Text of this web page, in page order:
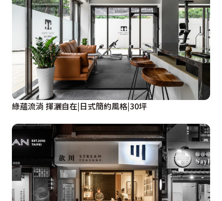
綠蘊流淌 揮灑自在|日式簡約風格|30坪